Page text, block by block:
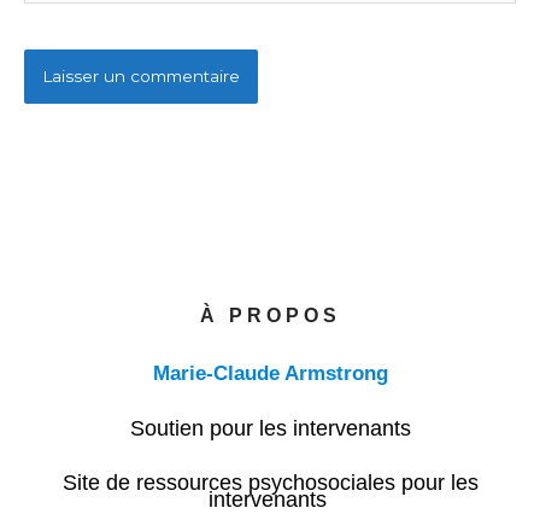
À PROPOS
Marie-Claude Armstrong
Soutien pour les intervenants
Site de ressources psychosociales pour les
intervenants